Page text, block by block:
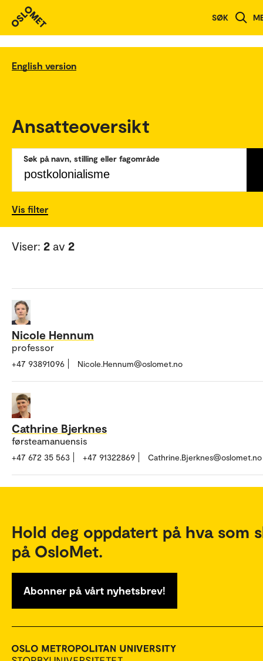
SØK
English version
Ansatteoversikt
Søk på navn, stilling eller fagområde
Vis filter
Viser: 2 av 2
Nicole Hennum
professor
+47 93891096 Nicole.Hennum@oslomet.no
Cathrine Bjerknes
førsteamanuensis
+47 672 35 563 +47 91322869 Cathrine.Bjerknes@oslomet.no
Hold deg oppdatert på hva som
på OsloMet.
Abonner på vårt nyhetsbrev!